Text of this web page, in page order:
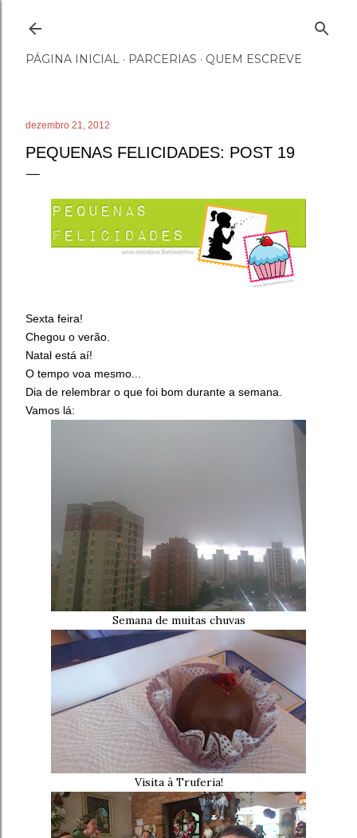
PÁGINA INICIAL PARCERIAS QUEM ESCREVE
dezembro 21, 2012
PEQUENAS FELICIDADES: POST 19
Sexta feira!
Chegou o verão.
Natal está aí!
O tempo voa mesmo...
Dia de relembrar o que foi bom durante a semana.
Vamos lá:
Semana de muitas chuvas
Visita à Truferia!